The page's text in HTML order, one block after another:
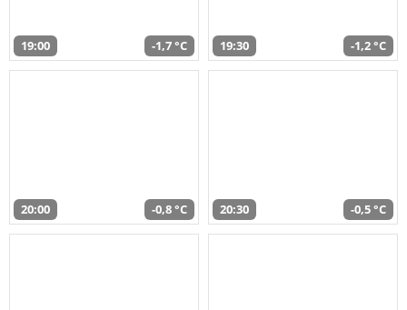
19:00 -1,7 °C 19:30 -1,2 °C
20:00 -0,8 °C 20:30 -0,5 °C